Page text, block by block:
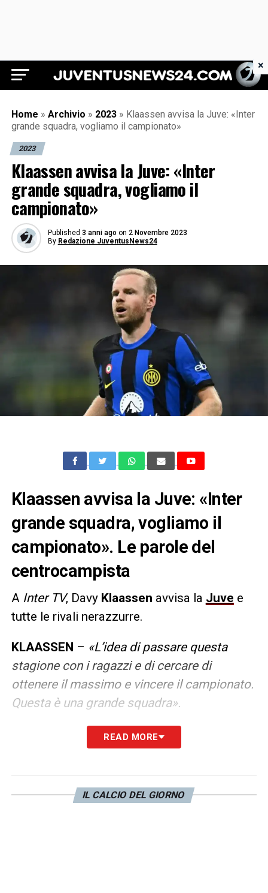
Juventus News 24
Home » Archivio » 2023 » Klaassen avvisa la Juve: «Inter
grande squadra, vogliamo il campionato»
2023
Klaassen avvisa la Juve: «Inter
grande squadra, vogliamo il
campionato»
Published 3 anni ago on 2 Novembre 2023
By Redazione JuventusNews24
Klaassen avvisa la Juve: «Inter
grande squadra, vogliamo il
campionato». Le parole del
centrocampista
A Inter TV, Davy Klaassen avvisa la Juve e
tutte le rivali nerazzurre.
KLAASSEN – «L’idea di passare questa
stagione con i ragazzi e di cercare di
ottenere il massimo e vincere il campionato.
Questa è una grande squadra».
LA PLAYLIST DELLE NOSTRE TOP NEWS
READ MORE
IL CALCIO DEL GIORNO
×